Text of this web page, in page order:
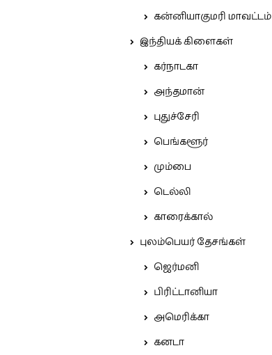
கன்னியாகுமரி மாவட்டம்
இந்தியக் கிளைகள்
கர்நாடகா
அந்தமான்
புதுச்சேரி
பெங்களூர்
மும்பை
டெல்லி
காரைக்கால்
புலம்பெயர் தேசங்கள்
ஜெர்மனி
பிரிட்டானியா
அமெரிக்கா
கனடா